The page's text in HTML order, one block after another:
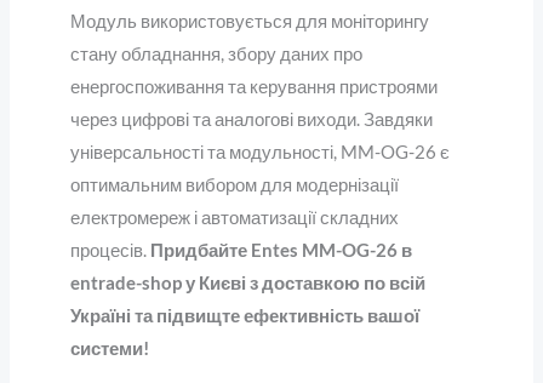
Модуль використовується для моніторингу
стану обладнання, збору даних про
енергоспоживання та керування пристроями
через цифрові та аналогові виходи. Завдяки
універсальності та модульності, MM-OG-26 є
оптимальним вибором для модернізації
електромереж і автоматизації складних
процесів. Придбайте Entes MM-OG-26 в
entrade-shop у Києві з доставкою по всій
Україні та підвищте ефективність вашої
системи!